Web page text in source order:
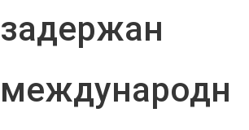
задержан
международн